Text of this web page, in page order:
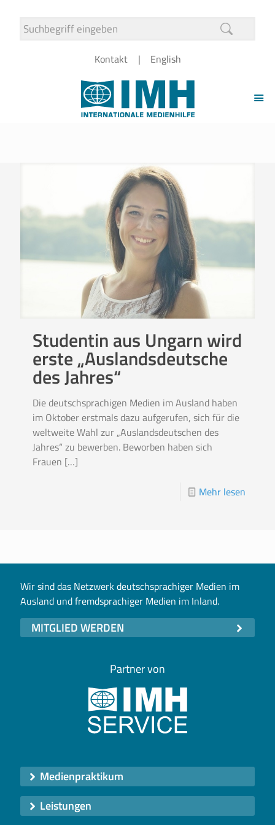
Kontakt English
Studentin aus Ungarn wird
erste „Auslandsdeutsche
des Jahres“
Die deutschsprachigen Medien im Ausland haben
im Oktober erstmals dazu aufgerufen, sich für die
weltweite Wahl zur „Auslandsdeutschen des
Jahres“ zu bewerben. Beworben haben sich
Frauen […]
Mehr lesen
Wir sind das Netzwerk deutschsprachiger Medien im
Ausland und fremdsprachiger Medien im Inland.
MITGLIED WERDEN
Partner von
Medienpraktikum
Leistungen